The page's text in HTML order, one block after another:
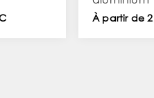
À partir de